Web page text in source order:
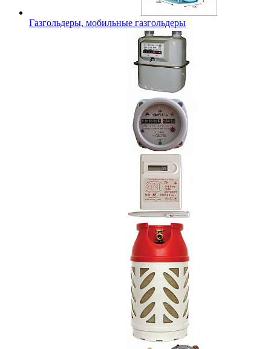
Газгольдеры, мобильные газгольдеры